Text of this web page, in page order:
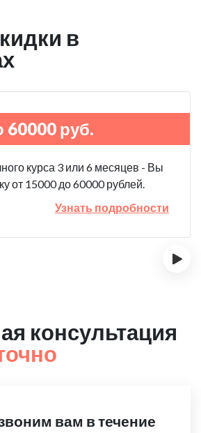
в
60000 руб.
курса 3 или 6 месяцев - Вы
от 15000 до 60000 рублей.
Узнать подробности
›
консультация
вам в течение